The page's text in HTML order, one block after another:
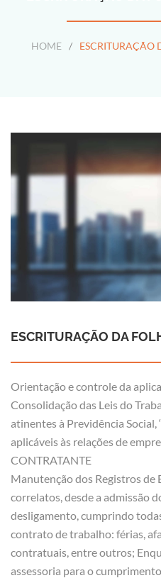
HOME / ESCRITURAÇÃO
ESCRITURAÇÃO DA
Orientação e controle da
Consolidação das Leis do
atinentes à Previdência Social,
aplicáveis às relações de
CONTRATANTE
Manutenção dos Registros de
correlatos, desde a admissão
desligamento, cumprindo
contrato de trabalho: férias,
contratuais, entre outros;
assessoria para o